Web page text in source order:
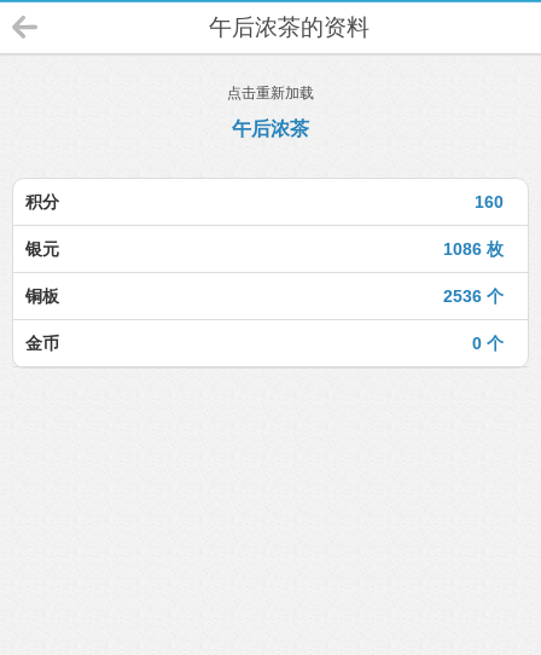
午后浓茶的资料
点击重新加载
午后浓茶
160
积分
1086 枚
银元
2536 个
铜板
0 个
金币